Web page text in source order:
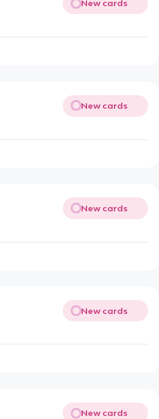
New cards
New cards
New cards
New cards
New cards